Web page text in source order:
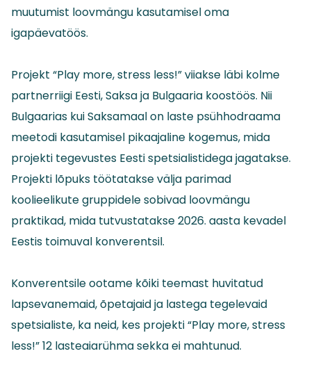
muutumist loovmängu kasutamisel oma
igapäevatöös.
Projekt “Play more, stress less!” viiakse läbi kolme
partnerriigi Eesti, Saksa ja Bulgaaria koostöös. Nii
Bulgaarias kui Saksamaal on laste psühhodraama
meetodi kasutamisel pikaajaline kogemus, mida
projekti tegevustes Eesti spetsialistidega jagatakse.
Projekti lõpuks töötatakse välja parimad
koolieelikute gruppidele sobivad loovmängu
praktikad, mida tutvustatakse 2026. aasta kevadel
Eestis toimuval konverentsil.
Konverentsile ootame kõiki teemast huvitatud
lapsevanemaid, õpetajaid ja lastega tegelevaid
spetsialiste, ka neid, kes projekti “Play more, stress
less!” 12 lasteaiarühma sekka ei mahtunud.